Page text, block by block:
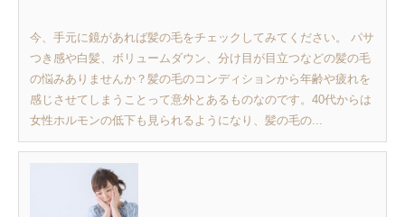
今、手元に鏡があれば髪の毛をチェックしてみてください。 パサ
つき感や白髪、ボリュームダウン、分け目が目立つなどの髪の毛
の悩みありませんか？髪の毛のコンディションから年齢や疲れを
感じさせてしまうことって意外とあるものなのです。40代からは
女性ホルモンの低下も見られるようになり、髪の毛の...